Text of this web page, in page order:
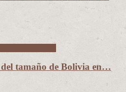
tamaño de Bolivia en…